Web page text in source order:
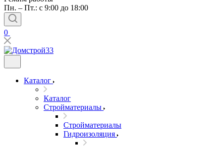
Пн. – Пт.: с 9:00 до 18:00
0
Каталог
Каталог
Стройматериалы
Стройматериалы
Гидроизоляция